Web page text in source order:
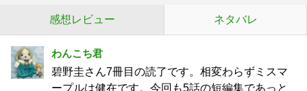
感想レビュー ネタバレ
わんこち君
碧野圭さん7冊目の読了です。相変わらずミスマ
ープルは健在です。今回も5話の短編集であっと